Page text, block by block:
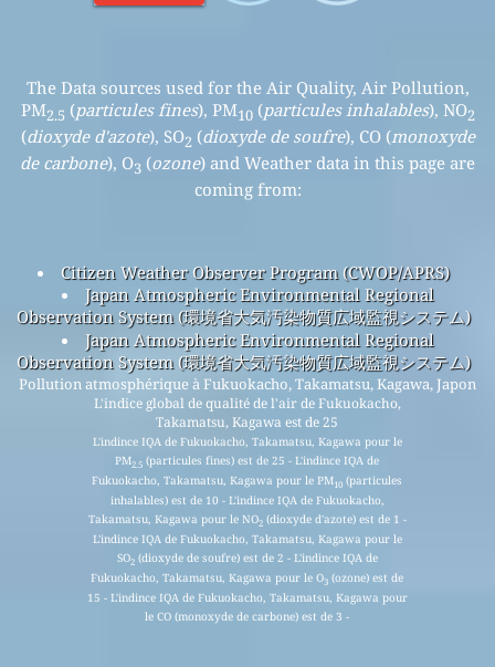
The Data sources used for the Air Quality, Air Pollution,
PM2.5 (particules fines), PM10(particules inhalables), NO2
(dioxyde d'azote), SO2 (dioxyde de soufre), CO (monoxyde
de carbone), O3 (ozone) and Weather data in this page are
coming from:
Citizen Weather Observer Program (CWOP/APRS)
Japan Atmospheric Environmental Regional
Observation System (環境省大気汚染物質広域監視システム)
Japan Atmospheric Environmental Regional
Observation System (環境省大気汚染物質広域監視システム)
Pollution atmosphérique à Fukuokacho, Takamatsu, Kagawa, Japon
L'indice global de qualité de l'air de Fukuokacho,
Takamatsu, Kagawa est de 25
L'indince IQA de Fukuokacho, Takamatsu, Kagawa pour le
PM2.5 (particules fines) est de 25 - L'indince IQA de
Fukuokacho, Takamatsu, Kagawa pour le PM10 (particules
inhalables) est de 10 - L'indince IQA de Fukuokacho,
Takamatsu, Kagawa pour le NO2(dioxyde d'azote) est de 1 -
L'indince IQA de Fukuokacho, Takamatsu, Kagawa pour le
SO2(dioxyde de soufre) est de 2 - L'indince IQA de
Fukuokacho, Takamatsu, Kagawa pour le O3 (ozone) est de
15 - L'indince IQA de Fukuokacho, Takamatsu, Kagawa pour
le CO (monoxyde de carbone) est de 3 -